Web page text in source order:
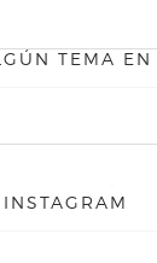
TEMA EN
INSTAGRAM